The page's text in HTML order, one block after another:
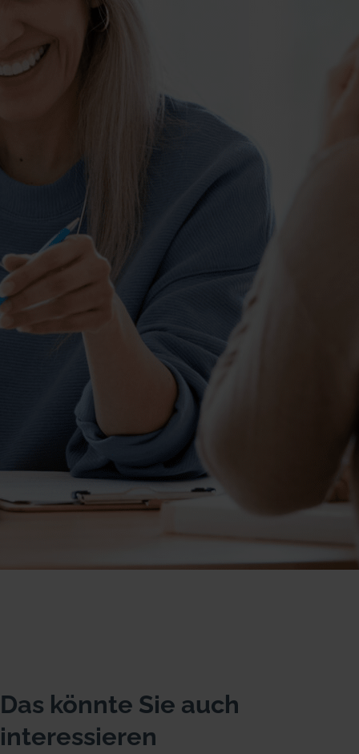
Das könnte Sie auch
interessieren